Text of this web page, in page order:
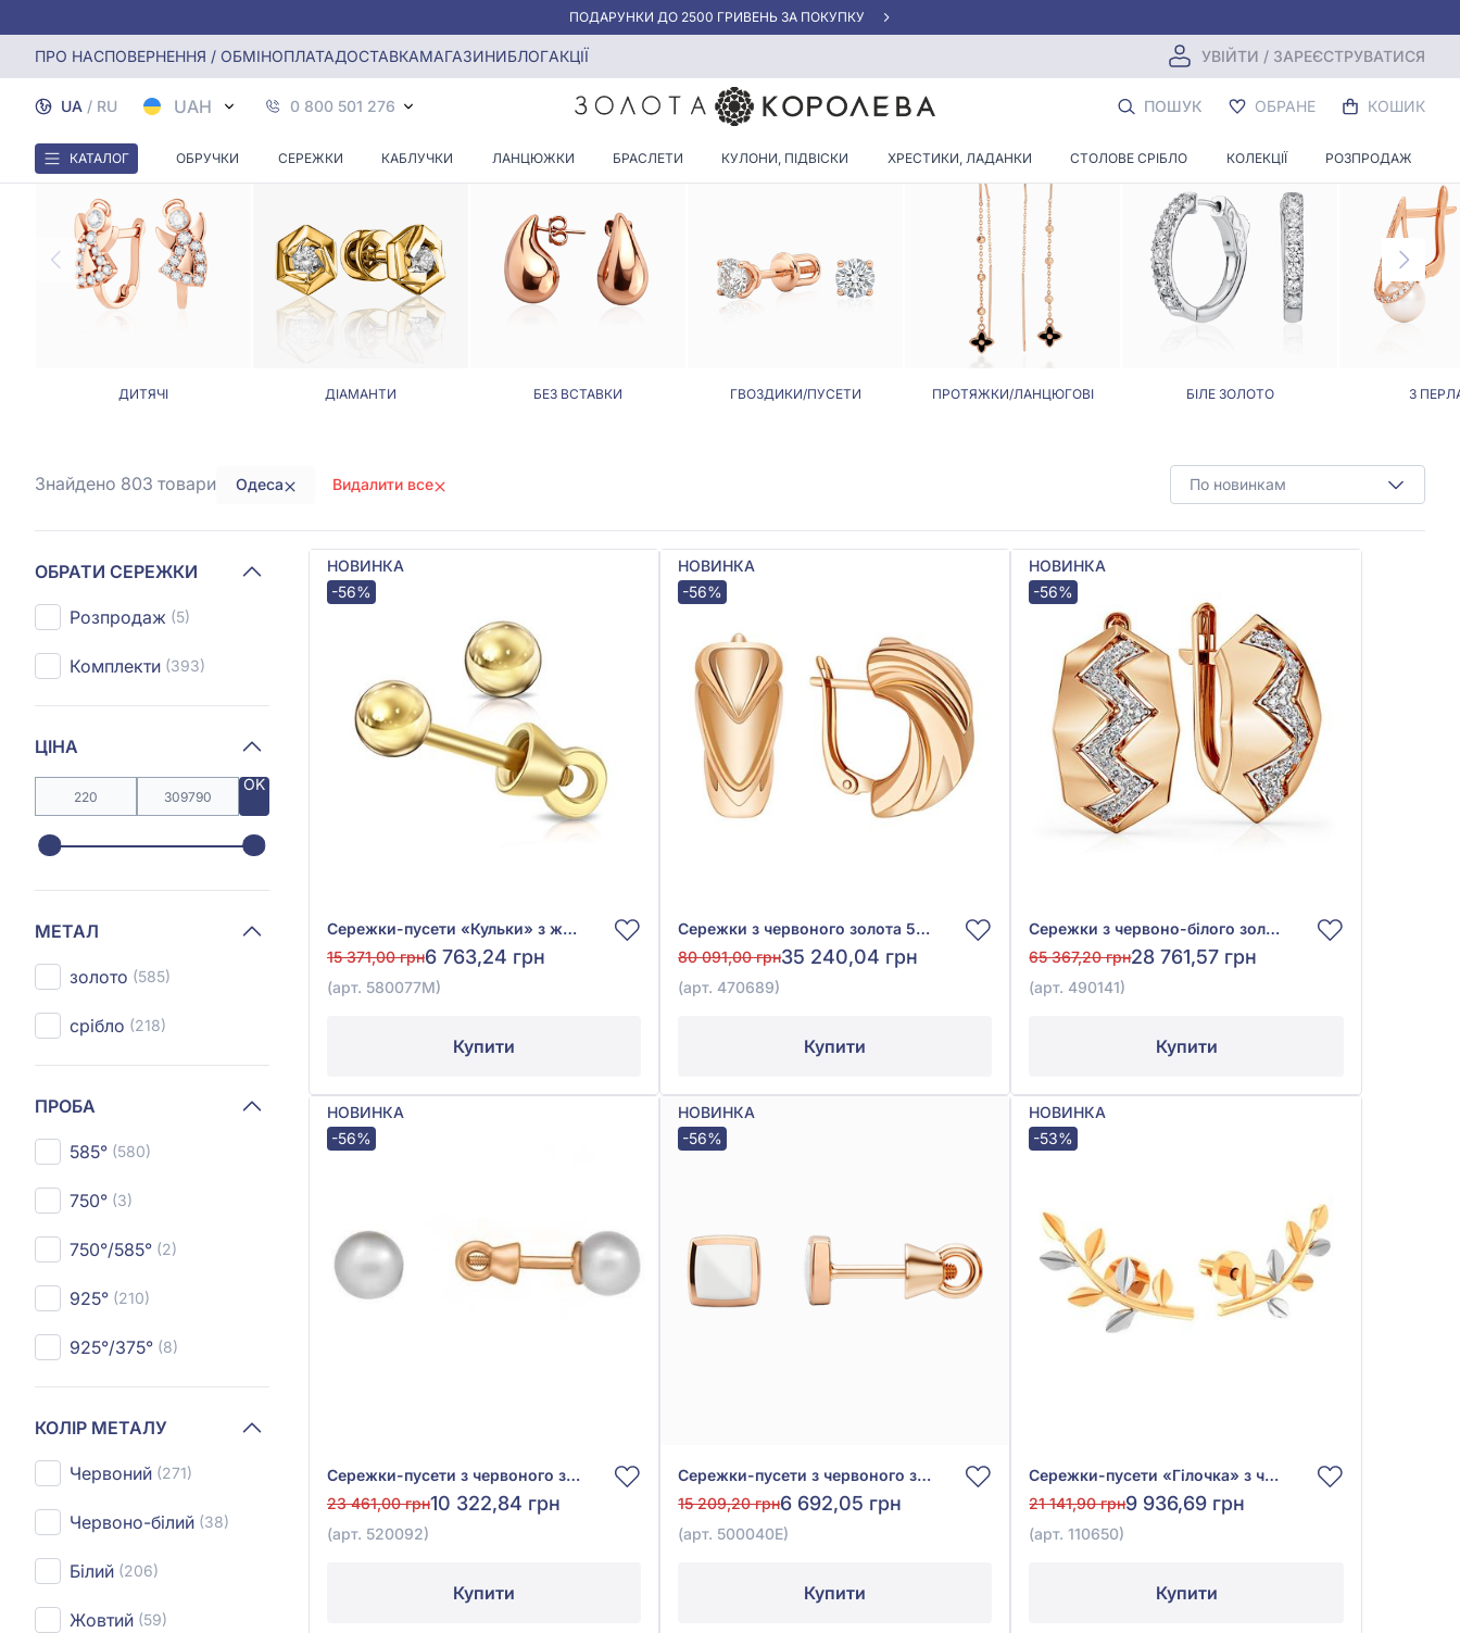
«КРАЩА ЦІНА» ВІД 5945 ГРН/ГРАМ
ПРО НАСПОВЕРНЕННЯ / ОБМІНОПЛАТАДОСТАВКАМАГАЗИНИБЛОГАКЦІЇ УВІЙТИ / ЗАРЕЄСТРУВАТИСЯ
UA / RU UAH 0 800 501 276 ПОШУК ОБРАНЕ КОШИК
КАТАЛОГ ОБРУЧКИ СЕРЕЖКИ КАБЛУЧКИ ЛАНЦЮЖКИ БРАСЛЕТИ КУЛОНИ, ПІДВІСКИ ХРЕСТИКИ, ЛАДАНКИ СТОЛОВЕ СРІБЛО КОЛЕКЦІЇ РОЗПРОДАЖ
Головна Сережки Сережки в Одесі
СЕРЕЖКИ В ОДЕСІ
ДИТЯЧІ ДІАМАНТИ БЕЗ ВСТАВКИ ГВОЗДИКИ/ПУСЕТИ ПРОТЯЖКИ/ЛАНЦЮГОВІ БІЛЕ ЗОЛОТО З
По новинкам
Знайдено 803 товари Одеса Видалити все
ОБРАТИ СЕРЕЖКИ
Розпродаж (5)
Комплекти (393)
ЦІНА
OK
МЕТАЛ
золото (585)
срібло (218)
ПРОБА
585° (580)
750° (3)
750°/585° (2)
925° (210)
925°/375° (8)
КОЛІР МЕТАЛУ
Червоний (271)
Червоно-білий (38)
Білий (206)
Жовтий (59)
НОВИНКА
-56%
Сережки-пусети «Кульки» з жовтого золота 585°, без вставки, арт. 580077М
15 371,00 грн6 763,24 грн
(арт. 580077М)
Купити
НОВИНКА
-56%
Сережки з червоного золота 585°, арт. 470689
80 091,00 грн35 240,04 грн
(арт. 470689)
Купити
НОВИНКА
-56%
Сережки з червоно-білого золота 585° з фіанітами, арт. 490141
65 367,20 грн28 761,57 грн
(арт. 490141)
Купити
НОВИНКА
-56%
Сережки-пусети з червоного золота 585° з перлами, арт. 520092
23 461,00 грн10 322,84 грн
(арт. 520092)
Купити
НОВИНКА
-56%
Сережки-пусети з червоного золота 585° з емаллю, арт. 500040Е
15 209,20 грн6 692,05 грн
(арт. 500040Е)
Купити
НОВИНКА
-53%
Сережки-пусети «Гілочка» з червоно-білого золота 585°, арт. 110650
21 141,90 грн9 936,69 грн
(арт. 110650)
Купити